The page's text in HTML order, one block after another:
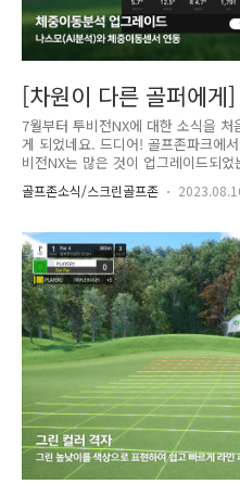
[차원이 다른 골퍼에
전NX의 편리함
7월부터 투비전NX에 대한 소식을
게 되었네요. 드디어! 골프존파크에
비전NX는 많은 것이 업그레이드되
럽게 즐기기 위해 업그레이드된 ‘편
업그레이드 골프 영상을 보며 스윙
율을 잘 알고 있지만!!! 평소 라운드
되었는지 어떻게 체크할 수 있는 거
모와 함께 한눈에 확인할 수 있도록
센서가 탑재된 모션플레이트에서 스
골프존소식/스크린골프존